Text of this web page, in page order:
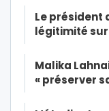
Le président
légitimité
Malika
« préserver